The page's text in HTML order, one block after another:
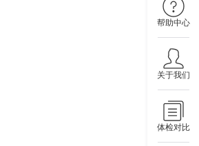
帮助中心
关于我们
体检对比